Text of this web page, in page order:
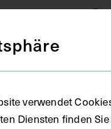
verwendet
Diensten finden